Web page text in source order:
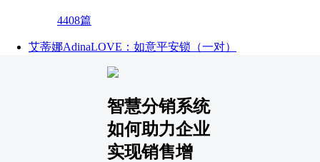
4408篇
艾蒂娜AdinaLOVE：如意平安锁（一对）
智慧分销系统
如何助力企业
实现销售增